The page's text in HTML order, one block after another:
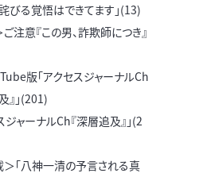
びる覚悟はできてます」(13)
注意『この男、詐欺師につき』
版「アクセスジャーナルCh
』」(201)
ジャーナルCh『深層追及』」(2
「八神一清の予言される真